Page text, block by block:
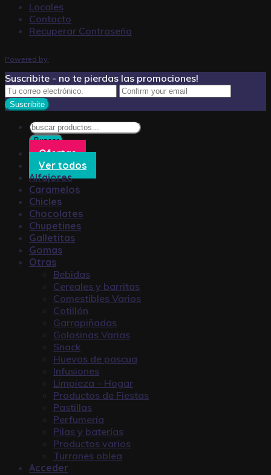
Locales
Contacto
Recuperar Contraseña
Powered by
Suscribite - no te pierdas las promociones!
Búsqueda
de
productos
Buscar
Ofertas
Ver todos
Alfajores
Caramelos
Chicles
Chocolates
Chupetines
Galletitas
Gomas
Otras
Bebidas
Cereales y barritas
Comestibles Varios
Cotillón
Garrapiñadas
Golosinas Varias
Snack
Huevos de pascua
Infusiones
Limpieza – Hogar
Productos de Fiestas
Pastillas
Perfumería
Pilas y baterías
Productos varios
Turrones oblea
Acceder